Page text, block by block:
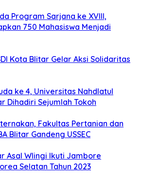
Program Sarjana ke XVIII,
750 Mahasiswa Menjadi
Kota Blitar Gelar Aksi Solidaritas
ke 4, Universitas Nahdlatul
Dihadiri Sejumlah Tokoh
Fakultas Pertanian dan
Blitar Gandeng USSEC
Asal Wlingi Ikuti Jambore
Selatan Tahun 2023